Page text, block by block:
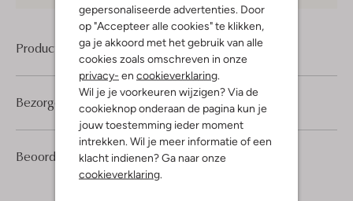
gepersonaliseerde advertenties. Door
op "Accepteer alle cookies" te klikken,
ga je akkoord met het gebruik van alle
cookies zoals omschreven in onze
privacy- en cookieverklaring.
Wil je je voorkeuren wijzigen? Via de
cookieknop onderaan de pagina kun je
jouw toestemming ieder moment
intrekken. Wil je meer informatie of een
klacht indienen? Ga naar onze
cookieverklaring.
Product informatie
Beoordelingen (1) 5
1
5
Sterren
Bezorgen & retourneren